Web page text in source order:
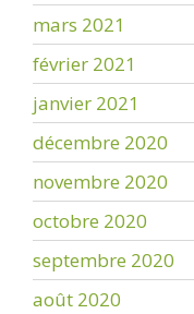
mars 2021
février 2021
janvier 2021
décembre 2020
novembre 2020
octobre 2020
septembre 2020
août 2020